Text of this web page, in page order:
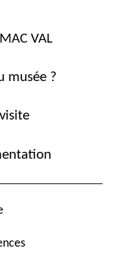
VAL
musée ?